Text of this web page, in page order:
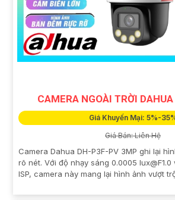
CAMERA NGOÀI TRỜI
Giá Khuyến Mại: 5%-
Giá Bán: Liên Hệ
Camera Dahua DH-P3F-PV 3MP ghi lại
rõ nét. Với độ nhạy sáng 0.0005
ISP, camera này mang lại hình ảnh vượt